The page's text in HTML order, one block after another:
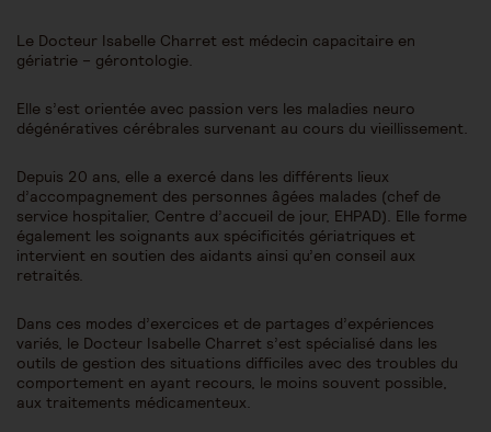
Le Docteur Isabelle Charret est médecin capacitaire en
gériatrie – gérontologie.
Elle s’est orientée avec passion vers les maladies neuro
dégénératives cérébrales survenant au cours du vieillissement.
Depuis 20 ans, elle a exercé dans les différents lieux
d’accompagnement des personnes âgées malades (chef de
service hospitalier, Centre d’accueil de jour, EHPAD). Elle forme
également les soignants aux spécificités gériatriques et
intervient en soutien des aidants ainsi qu’en conseil aux
retraités.
Dans ces modes d’exercices et de partages d’expériences
variés, le Docteur Isabelle Charret s’est spécialisé dans les
outils de gestion des situations difficiles avec des troubles du
comportement en ayant recours, le moins souvent possible,
aux traitements médicamenteux.